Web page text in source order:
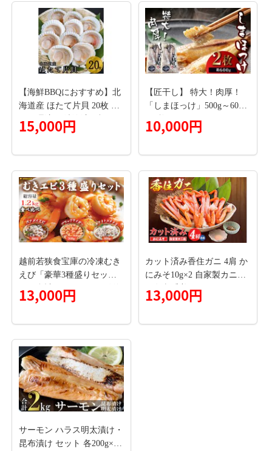
【海鮮BBQにおすすめ】北
海道産 ほたて片貝 20枚 ウ
ロ処理済み 洗浄済み殻つき
下処理済 バター焼き ご飯
15,000円
【匠干し】 特大！肉厚！
「しまほっけ」500g～600g
（2枚） F4F-4613
10,000円
越前若狭食宝庫の冷凍むき
えび「豪華3種盛りセッ
ト」合計1.2kg えび エビ 海
老 ブラックタイガー バナ
み 食べ比べ お取り寄せ
13,000円
カット済み香住ガニ 4肩 か
にみそ10g×2 自家製カニ塩3
g 冷凍 香美町 11-30
13,000円
サーモン ハラス明太漬け・
昆布漬け セット 各200g×5